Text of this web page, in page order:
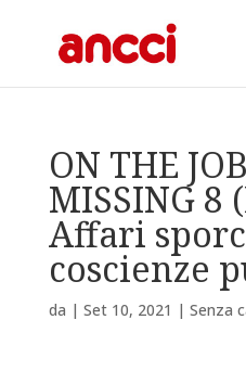
ON THE
MISSING
Affari
coscienze
da | Set 10, 2021 | Senza